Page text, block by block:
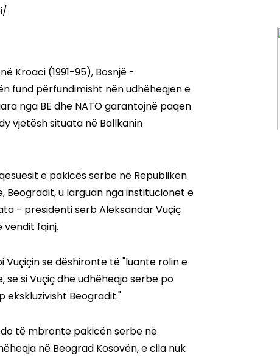
Kroaci (1991-95), Bosnjë -
fund përfundimisht nën udhëheqjen e
nga BE dhe NATO garantojnë paqen
vjetësh situata në Ballkanin
e pakicës serbe në Republikën
Beogradit, u larguan nga institucionet e
- presidenti serb Aleksandar Vuçiç
fqinj.
se dëshironte të "luante rolin e
se si Vuçiç dhe udhëheqja serbe po
ekskluzivisht Beogradit."
të mbronte pakicën serbe në
në Beograd Kosovën, e cila nuk